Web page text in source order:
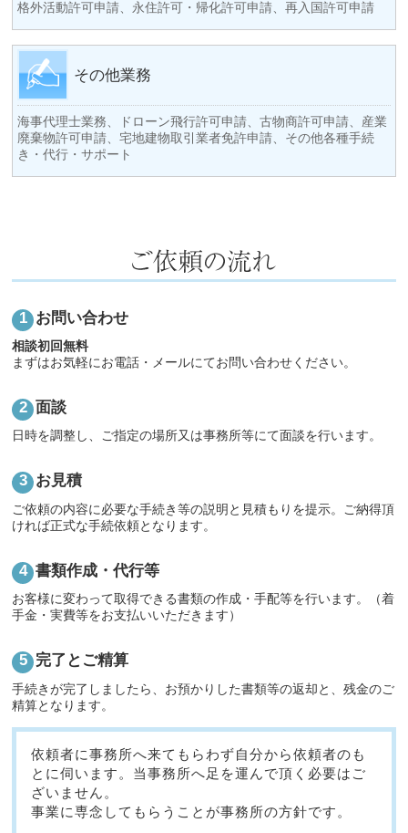
格外活動許可申請、永住許可・帰化許可申請、再入国許可申請
その他業務
海事代理士業務、ドローン飛行許可申請、古物商許可申請、産業
廃棄物許可申請、宅地建物取引業者免許申請、その他各種手続
き・代行・サポート
お問い合わせ
相談初回無料
まずはお気軽にお電話・メールにてお問い合わせください。
面談
日時を調整し、ご指定の場所又は事務所等にて面談を行います。
お見積
ご依頼の内容に必要な手続き等の説明と見積もりを提示。ご納得頂
ければ正式な手続依頼となります。
書類作成・代行等
お客様に変わって取得できる書類の作成・手配等を行います。（着
手金・実費等をお支払いいただきます）
完了とご精算
手続きが完了しましたら、お預かりした書類等の返却と、残金のご
精算となります。
依頼者に事務所へ来てもらわず自分から依頼者のも
とに伺います。当事務所へ足を運んで頂く必要はご
ざいません。
事業に専念してもらうことが事務所の方針です。